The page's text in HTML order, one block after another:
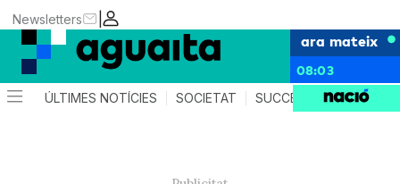
|
Newsletters
ara mateix
08:03
ÚLTIMES NOTÍCIES SOCIETAT SUCCESSOS AGENDA